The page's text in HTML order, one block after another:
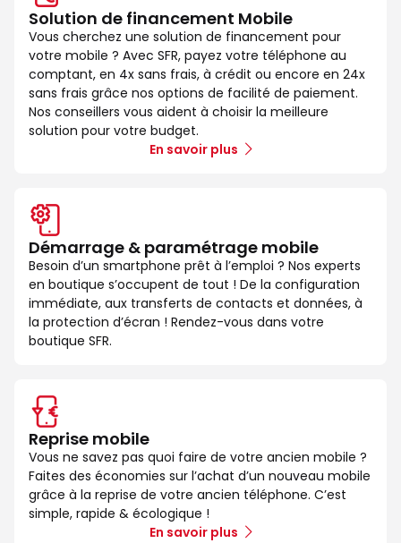
Solution de financement Mobile
Vous cherchez une solution de financement pour
votre mobile ? Avec SFR, payez votre téléphone au
comptant, en 4x sans frais, à crédit ou encore en 24x
sans frais grâce nos options de facilité de paiement.
Nos conseillers vous aident à choisir la meilleure
solution pour votre budget.
En savoir plus
Démarrage & paramétrage mobile
Besoin d’un smartphone prêt à l’emploi ? Nos experts
en boutique s’occupent de tout ! De la configuration
immédiate, aux transferts de contacts et données, à
la protection d’écran ! Rendez-vous dans votre
boutique SFR.
Reprise mobile
Vous ne savez pas quoi faire de votre ancien mobile ?
Faites des économies sur l’achat d’un nouveau mobile
grâce à la reprise de votre ancien téléphone. C’est
simple, rapide & écologique !
En savoir plus